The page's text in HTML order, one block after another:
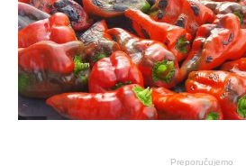
Preporučujemo